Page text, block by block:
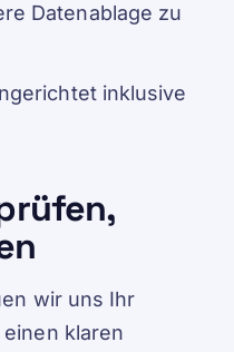
Datenablage zu
inklusive
wir uns Ihr
klaren